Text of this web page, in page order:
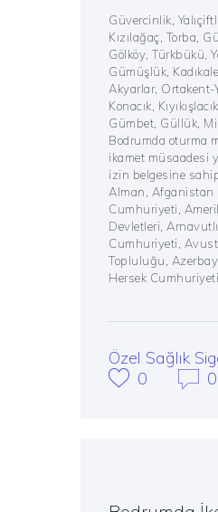
Güvercinlik,
Kızılağaç, Torba,
Gölköy, Türkbükü,
Gümüşlük,
Akyarlar, Ortakent-
Konacık,
Gümbet, Güllük,
Bodrumda oturma
ikamet müsaadesi
izin belgesine
Alman, Afganistan
Cumhuriyeti,
Devletleri,
Cumhuriyeti,
Topluluğu,
Hersek
Özel Sağlık
0
0